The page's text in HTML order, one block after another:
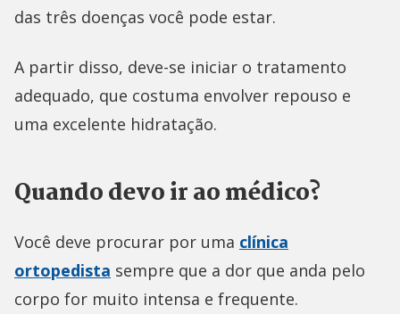
das três doenças você pode estar.
A partir disso, deve-se iniciar o tratamento
adequado, que costuma envolver repouso e
uma excelente hidratação.
Quando devo ir ao médico?
Você deve procurar por uma clínica
ortopedista sempre que a dor que anda pelo
corpo for muito intensa e frequente.